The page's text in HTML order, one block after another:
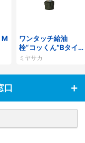
M
ワンタッチ給油
栓“コッくん”Bタイ
プ
ミヤサカ
口